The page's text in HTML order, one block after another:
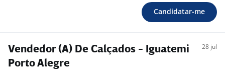
Candidatar-me
Vendedor (A) De Calçados - Iguatemi
Porto Alegre
28 jul